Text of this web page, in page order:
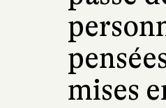
mises